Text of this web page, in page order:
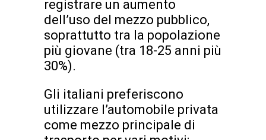
registrare un aumento
dell’uso del mezzo pubblico,
soprattutto tra la popolazione
più giovane (tra 18-25 anni più
30%).
Gli italiani preferiscono
utilizzare l’automobile privata
come mezzo principale di